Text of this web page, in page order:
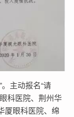
主动报名“请
科医院、荆州华
厦眼科医院、绵